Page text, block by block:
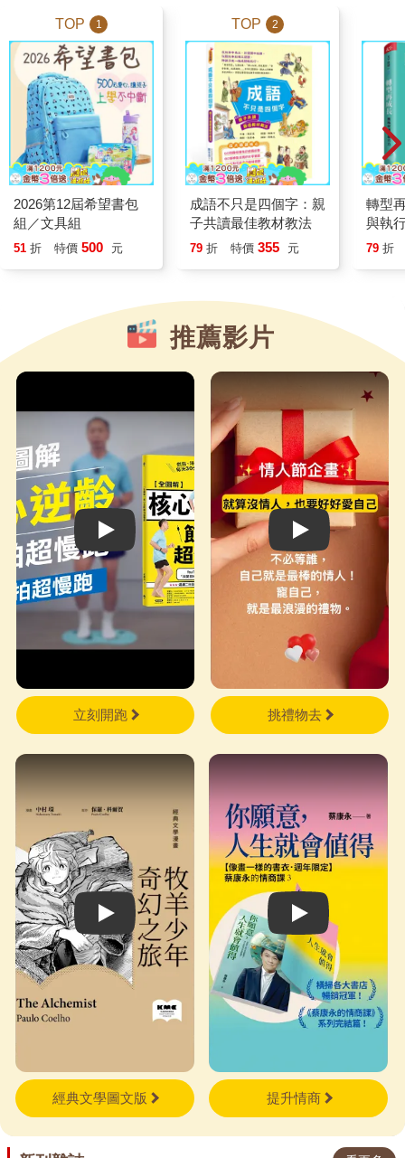
習站在不同角色的立場思考，理
解每個人都有自己的恐懼、困境
與選擇，並進一步探討「強大」
與「弱小」背後真正的意涵。
故事裡的這場雷擊，交換的不只
是暴龍與鱷魚的身體，也讓兩個
角色走進彼此的人生，從全新的
的強大，不只是擁有足以戰勝別
仍願意理解他人、保護他人，並
教，一大堆想要幫助我們日子過
得更好、身體更健康的善意，反
而讓人看得很疲乏，心甚至更渾
沌。有人還會自嘲：「儲存從未
停止，行動從未開始。」可是然
後呢？ 讀到比約恩說：「心
靈成長是不能強求的」，我有一
種鬆一口氣的感覺，終於有一本
書告訴我，可以停一下了。他提
醒我們，心靈並不會因為我們覺
得「自己應該要成長」、「想變
得出眾」、「想在這個領域有所
成就」，就馬上有成長。每個人
都有自己的步調，你我透過為自
己量身打造的生命經驗，學習需
享了一個我每次讀都會起雞皮疙
瘩的故事：一個人和上帝一起回
顧自己一生的足跡時發現，大部
分路上都是兩對腳印，可是在那
些最艱難、最孤單的時刻，地上
都只有一對腳印。他問上帝：
「那時候祢在哪裡？」上帝回
答：「那時候是我背著你走。」
讀《張開的手》的過程中，我
也有一種有人陪伴、不孤單的感
覺。從學著坦誠「我可能錯
了」，到願意在日常的磨合與掙
扎中慢慢「張開手」，如果你也
感覺孤單、疲乏、覺得自己塞滿
太多的「應該」，不妨隨機翻開
著你一次次練習張開手。也許，
就從今天開始，有意識地把手張
開一次。
TOP 1
2026第12屆希望書包
組／文具組
51 折 特價 500 元
TOP 2
成語不只是四個字：親
子共讀最佳教材教法
79 折 特價 355 元
轉型
與執
79 折
推薦影片
Play video
立刻開跑
Play video
挑禮物去
Play video
經典文學圖文版
Play video
提升情商